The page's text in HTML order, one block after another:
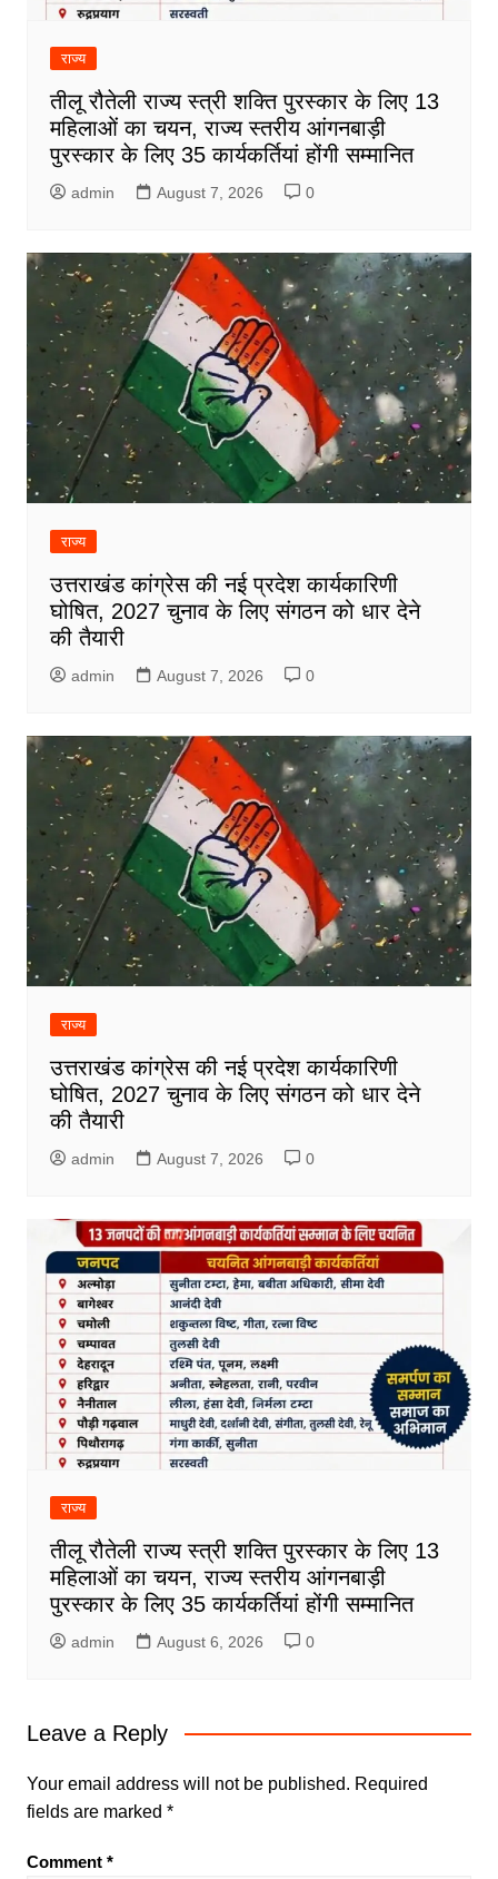
राज्य
तीलू रौतेली राज्य स्त्री शक्ति पुरस्कार के लिए 13
महिलाओं का चयन, राज्य स्तरीय आंगनबाड़ी
पुरस्कार के लिए 35 कार्यकर्तियां होंगी सम्मानित
admin August 7, 2026 0
राज्य
उत्तराखंड कांग्रेस की नई प्रदेश कार्यकारिणी
घोषित, 2027 चुनाव के लिए संगठन को धार देने
की तैयारी
admin August 7, 2026 0
राज्य
उत्तराखंड कांग्रेस की नई प्रदेश कार्यकारिणी
घोषित, 2027 चुनाव के लिए संगठन को धार देने
की तैयारी
admin August 7, 2026 0
राज्य
तीलू रौतेली राज्य स्त्री शक्ति पुरस्कार के लिए 13
महिलाओं का चयन, राज्य स्तरीय आंगनबाड़ी
पुरस्कार के लिए 35 कार्यकर्तियां होंगी सम्मानित
admin August 6, 2026 0
Leave a Reply
Your email address will not be published. Required
fields are marked *
Comment *